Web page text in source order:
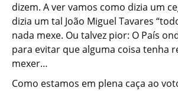
dizem. A ver vamos como dizia um
dizia um tal João Miguel Tavares
nada mexe. Ou talvez pior: O País
para evitar que alguma coisa tenha
mexer…
Como estamos em plena caça ao